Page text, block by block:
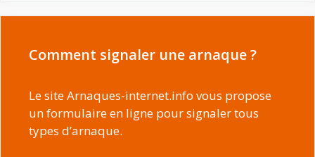
Comment signaler une arnaque ?
Le site Arnaques-internet.info vous propose
un formulaire en ligne pour signaler tous
types d’arnaque.